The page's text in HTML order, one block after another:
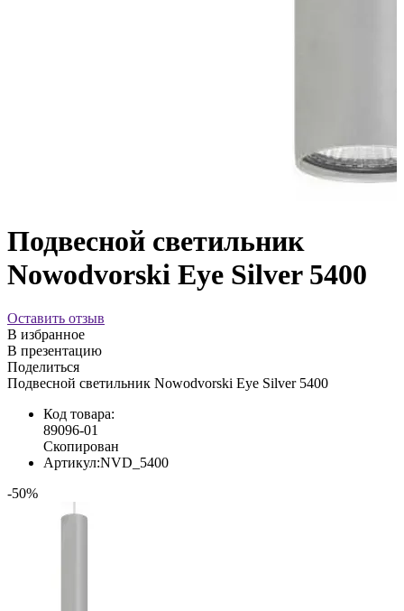
Подвесной светильник
Nowodvorski Eye Silver 5400
Оставить отзыв
В избранное
В презентацию
Поделиться
Подвесной светильник Nowodvorski Eye Silver 5400
Код товара:
89096-01
Скопирован
Артикул:NVD_5400
-50%